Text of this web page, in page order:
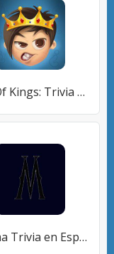
Quiz Of Kings: Trivia Games
Merlina Trivia en Español